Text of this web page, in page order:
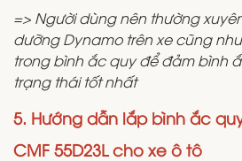
=> Người dùng nên thường
dưỡng Dynamo trên xe cũng
trong bình ắc quy để đảm bình
trạng thái tốt nhất
5. Hướng dẫn lắp bình ắc
CMF 55D23L cho xe ô tô